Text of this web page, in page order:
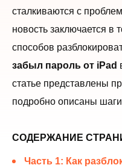
сталкиваются с
новость заключается в
способов
забыл пароль от iPad
статье представлены
подробно описаны
СОДЕРЖАНИЕ
Часть 1: Как